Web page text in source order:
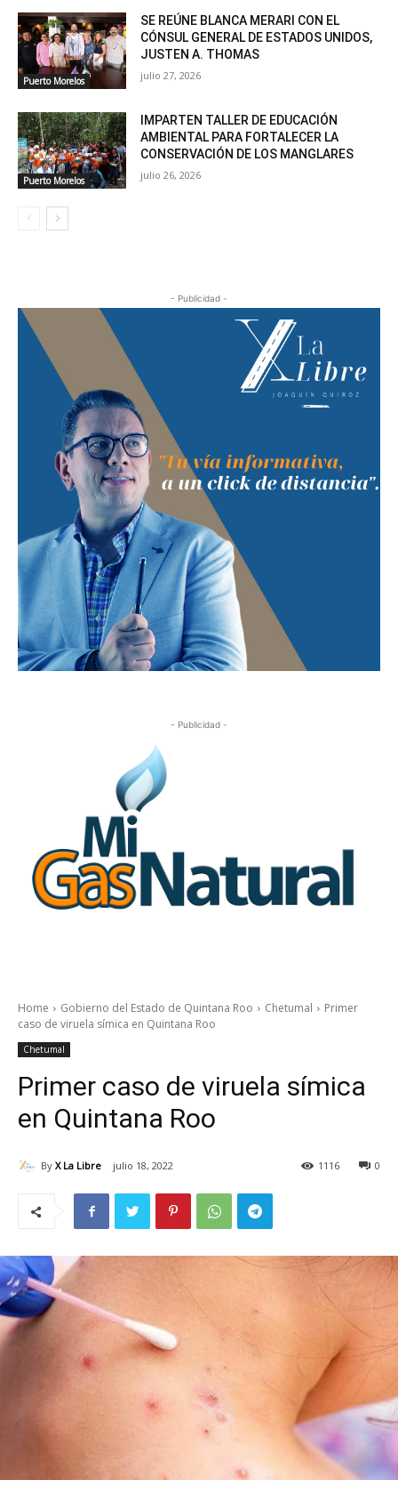
Puerto Morelos
SE REÚNE BLANCA MERARI CON EL
CÓNSUL GENERAL DE ESTADOS UNIDOS,
JUSTEN A. THOMAS
julio 27, 2026
Puerto Morelos
IMPARTEN TALLER DE EDUCACIÓN
AMBIENTAL PARA FORTALECER LA
CONSERVACIÓN DE LOS MANGLARES
julio 26, 2026
- Publicidad -
- Publicidad -